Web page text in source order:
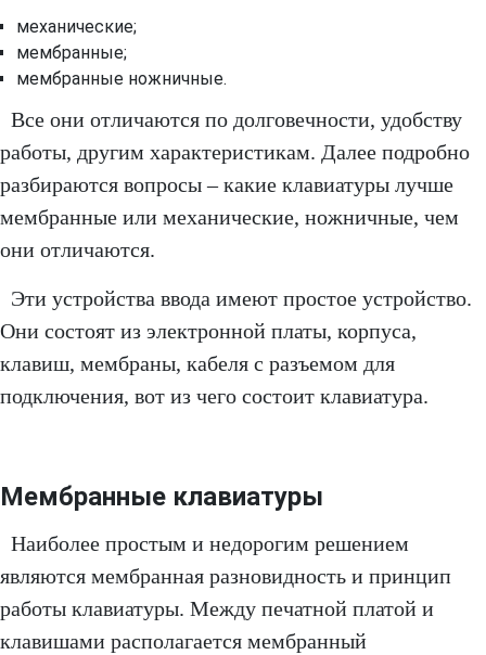
механические;
мембранные;
мембранные ножничные.
Все они отличаются по долговечности, удобству
работы, другим характеристикам. Далее подробно
разбираются вопросы – какие клавиатуры лучше
мембранные или механические, ножничные, чем
они отличаются.
Эти устройства ввода имеют простое устройство.
Они состоят из электронной платы, корпуса,
клавиш, мембраны, кабеля с разъемом для
подключения, вот из чего состоит клавиатура.
Мембранные клавиатуры
Наиболее простым и недорогим решением
являются мембранная разновидность и принцип
работы клавиатуры. Между печатной платой и
клавишами располагается мембранный